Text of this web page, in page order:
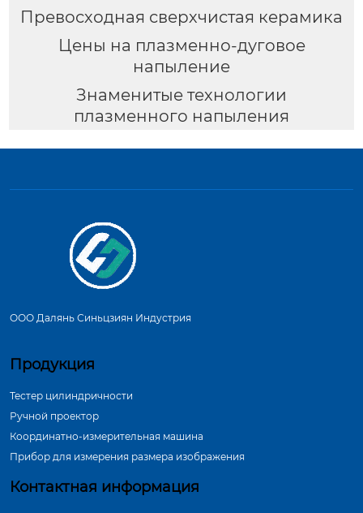
Превосходная сверхчистая керамика
Цены на плазменно-дуговое
напыление
Знаменитые технологии
плазменного напыления
ООО Далянь Синьцзиян Индустрия
Продукция
Тестер цилиндричности
Ручной проектор
Координатно-измерительная машина
Прибор для измерения размера изображения
Контактная информация